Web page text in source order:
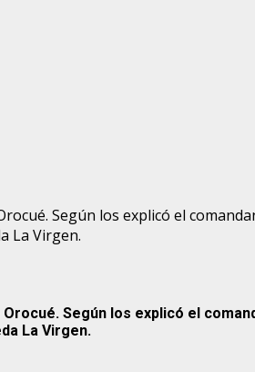
Según los explicó el
La Virgen.
Según los explicó el
La Virgen.